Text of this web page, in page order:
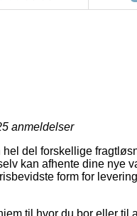
anmeldelser
del forskellige
kan afhente dine nye
form for
til hvor du bor eller til